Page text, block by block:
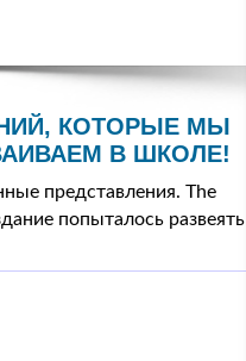
КОТОРЫЕ МЫ
В ШКОЛЕ!
представления. The
попыталось развеять